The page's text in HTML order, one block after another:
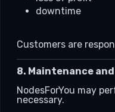
downtime
Customers are
8. Maintenance
NodesForYou may
necessary.